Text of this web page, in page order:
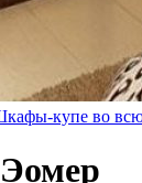
купе во